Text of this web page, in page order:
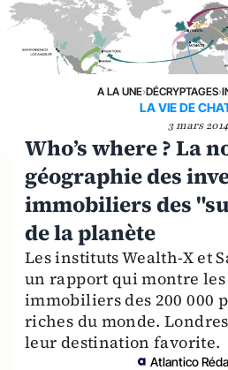
A LA UNE›DÉCRYPTAGES›
LA VIE DE
3 mars 2014
Who’s where ? La
géographie des
immobiliers des
de la planète
Les instituts Wealth-X et
un rapport qui montre
immobiliers des 200 000
riches du monde.
leur destination favorite.
Atlantico